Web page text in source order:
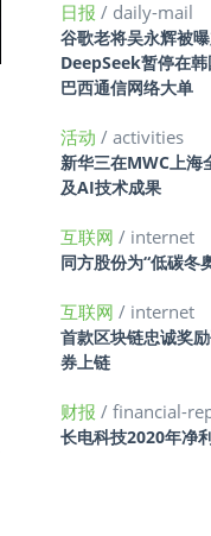
日报 / daily-mail
谷歌老将吴永辉被
DeepSeek暂停在
巴西通信网络大单
活动 / activities
新华三在MWC上海
及AI技术成果
互联网 / internet
同方股份为“低碳冬
互联网 / internet
首款区块链忠诚奖
券上链
财报 / financial-
长电科技2020年净